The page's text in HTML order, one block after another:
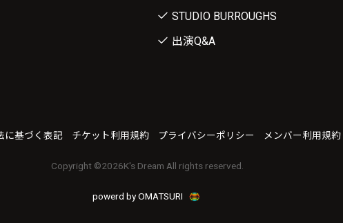
STUDIO BURROUGHS
出演Q&A
に基づく表記 チケット利用規約 プライバシーポリシー メンバー利用規約
Copyright ©2026K's Dream All rights reserved.
powerd by OMATSURI